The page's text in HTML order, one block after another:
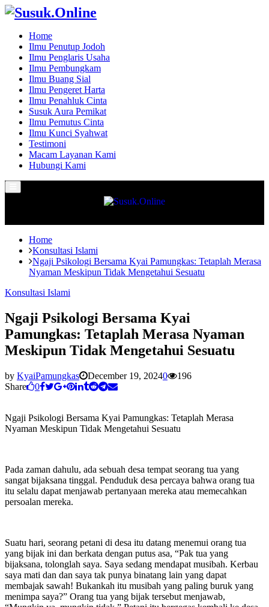
Home
Ilmu Penutup Jodoh
Ilmu Penglaris Usaha
Ilmu Pembungkam
Ilmu Buang Sial
Ilmu Pengeret Harta
Ilmu Penahluk Cinta
Susuk Aura Pemikat
Ilmu Pemutus Cinta
Ilmu Kunci Syahwat
Testimoni
Macam Layanan Kami
Hubungi Kami
Menu
Home
Konsultasi Islami
Ngaji Psikologi Bersama Kyai Pamungkas: Tetaplah Merasa
Nyaman Meskipun Tidak Mengetahui Sesuatu
Konsultasi Islami
Ngaji Psikologi Bersama Kyai
Pamungkas: Tetaplah Merasa Nyaman
Meskipun Tidak Mengetahui Sesuatu
by KyaiPamungkas December 19, 20240
196
Share
0
Ngaji Psikologi Bersama Kyai Pamungkas: Tetaplah Merasa
Nyaman Meskipun Tidak Mengetahui Sesuatu
Pada zaman dahulu, ada sebuah desa tempat seorang tua yang
sangat bijaksana tinggal. Penduduk desa percaya bahwa orang tua
itu selalu dapat menjawab pertanyaan mereka atau memecahkan
persoalan mereka.
Suatu hari, seorang petani di desa itu datang menemui orang tua
yang bijak ini dan berkata dengan putus asa, “Pak tua yang
bijaksana, tolonglah saya. Saya sedang mendapat musibah. Kerbau
saya mati dan dan saya tak punya binatang lain yang dapat
membajak sawah! Bukankah itu musibah yang paling buruk yang
menimpa saya?” Orang tua yang bijak tersebut menjawab,